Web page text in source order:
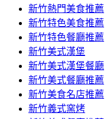
新竹熱門美食推薦
新竹特色美食推薦
新竹特色餐廳推薦
新竹美式漢堡
新竹美式漢堡餐廳
新竹美式餐廳推薦
新竹美食名店推薦
新竹義式窯烤